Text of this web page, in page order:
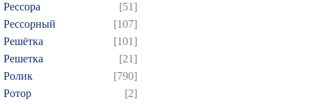
Рессора
[51]
Рессорный
[107]
Решётка
[101]
Решетка
[21]
Ролик
[790]
Ротор
[2]